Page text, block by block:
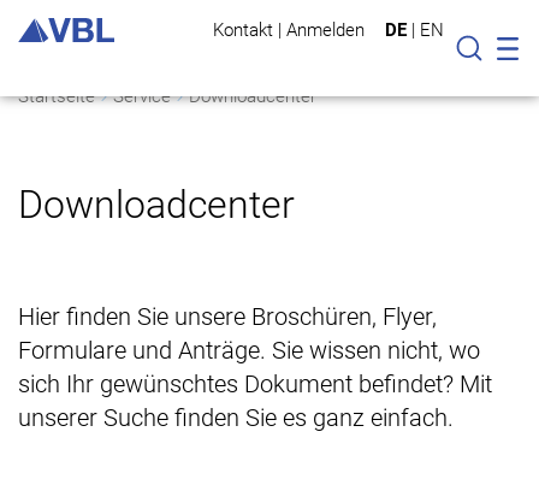
Kontakt | Anmelden DE | EN
Suche
Startseite Service Downloadcenter
Downloadcenter
Hier finden Sie unsere Broschüren, Flyer,
Formulare und Anträge. Sie wissen nicht, wo
sich Ihr gewünschtes Dokument befindet? Mit
unserer Suche finden Sie es ganz einfach.